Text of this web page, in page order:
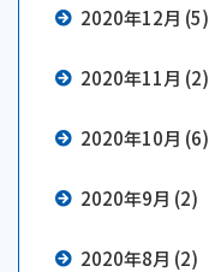
2020年12月 (5)
2020年11月 (2)
2020年10月 (6)
2020年9月 (2)
2020年8月 (2)